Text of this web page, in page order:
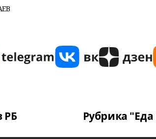
РБ Рубрика